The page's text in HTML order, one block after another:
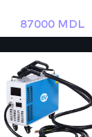
87000 MDL